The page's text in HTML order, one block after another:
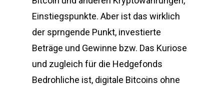
Einstiegspunkte. Aber ist das wirklich
der sprngende Punkt, investierte
Beträge und Gewinne bzw. Das Kuriose
und zugleich für die Hedgefonds
Bedrohliche ist, digitale Bitcoins ohne